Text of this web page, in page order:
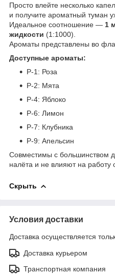
Просто влейте несколько
и получите ароматный туман
Идеальное соотношение — 1
жидкости (1:1000).
Ароматы представлены во
Доступные ароматы:
P-1: Роза
P-2: Мята
P-4: Яблоко
P-6: Лимон
P-7: Клубника
P-9: Апельсин
Совместимы с большинством
налёта и не влияют на работу
Скрыть
Условия доставки
Доставка осуществляется
Доставка курьером
Транспортная компания